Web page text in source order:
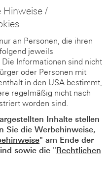
Hinweise /
an Personen, die ihren
jeweils
Informationen sind nicht
oder Personen mit
in den USA bestimmt,
regelmäßig nicht nach
worden sind.
Inhalte stellen
Sie die Werbehinweise,
" am Ende der
sowie die "Rechtlichen